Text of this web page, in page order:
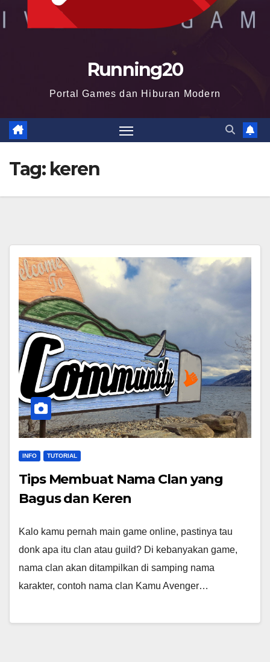
Running20
Portal Games dan Hiburan Modern
Tag: keren
INFO TUTORIAL
Tips Membuat Nama Clan yang
Bagus dan Keren
Kalo kamu pernah main game online, pastinya tau
donk apa itu clan atau guild? Di kebanyakan game,
nama clan akan ditampilkan di samping nama
karakter, contoh nama clan Kamu Avenger…